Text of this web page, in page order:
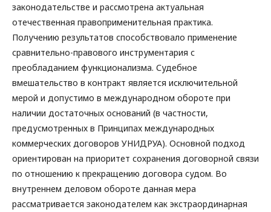
законодательстве и рассмотрена актуальная
отечественная правоприменительная практика.
Получению результатов способствовало применение
сравнительно-правового инструментария с
преобладанием функционализма. Судебное
вмешательство в контракт является исключительной
мерой и допустимо в международном обороте при
наличии достаточных оснований (в частности,
предусмотренных в Принципах международных
коммерческих договоров УНИДРУА). Основной подход
ориентирован на приоритет сохранения договорной связи
по отношению к прекращению договора судом. Во
внутреннем деловом обороте данная мера
рассматривается законодателем как экстраординарная